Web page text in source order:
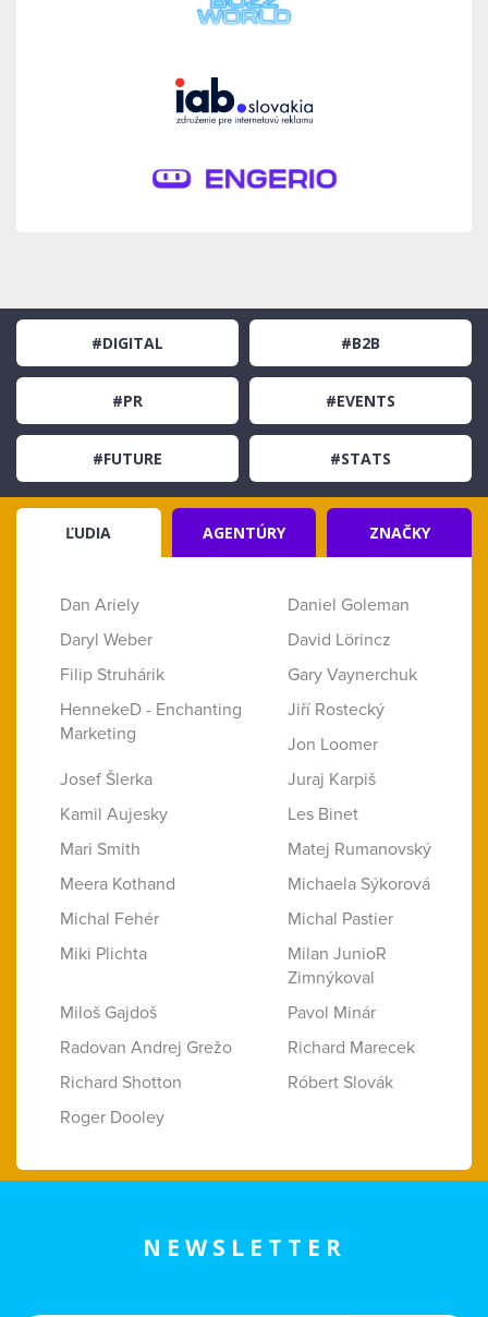
#DIGITAL #B2B
#PR #EVENTS
#FUTURE #STATS
ĽUDIA AGENTÚRY ZNAČKY
Dan Ariely
Daniel Goleman
Daryl Weber
David Lörincz
Filip Struhárik
Gary Vaynerchuk
HennekeD - Enchanting
Marketing
Jiří Rostecký
Jon Loomer
Josef Šlerka
Juraj Karpiš
Kamil Aujesky
Les Binet
Mari Smith
Matej Rumanovský
Meera Kothand
Michaela Sýkorová
Michal Fehér
Michal Pastier
Miki Plichta
Milan JunioR
Zimnýkoval
Miloš Gajdoš
Pavol Minár
Radovan Andrej Grežo
Richard Marecek
Richard Shotton
Róbert Slovák
Roger Dooley
NEWSLETTER